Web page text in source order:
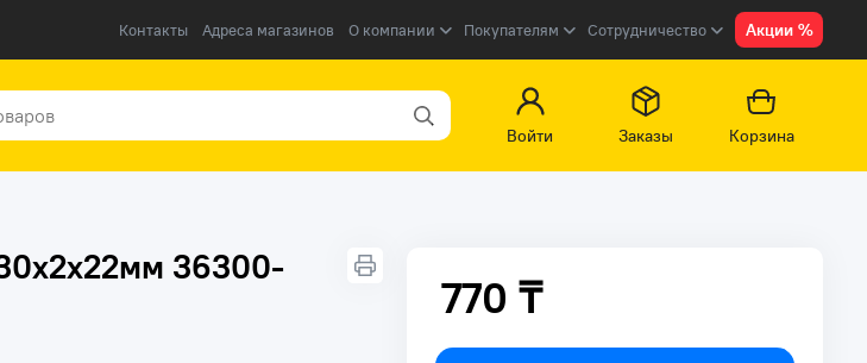
Контакты Адреса магазинов О компании Покупателям Сотрудничество Акции %
Войти
Заказы Корзина
36300-
770 ₸
770 ₸